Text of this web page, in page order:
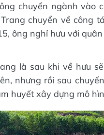
chuyển ngành vào
chuyển về công
ông nghỉ hưu với
là sau khi về hưu
nhưng rồi sau
huyết xây dựng mô